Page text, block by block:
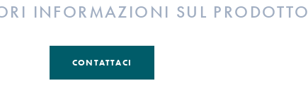
INFORMAZIONI SUL PRODOTTO
CONTATTACI